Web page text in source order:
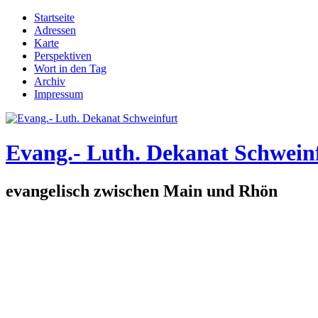
Direkt zum Inhalt
Hauptmenü
Startseite
Adressen
Karte
Perspektiven
Wort in den Tag
Archiv
Impressum
Evang.- Luth. Dekanat
evangelisch zwischen Main und Rhön